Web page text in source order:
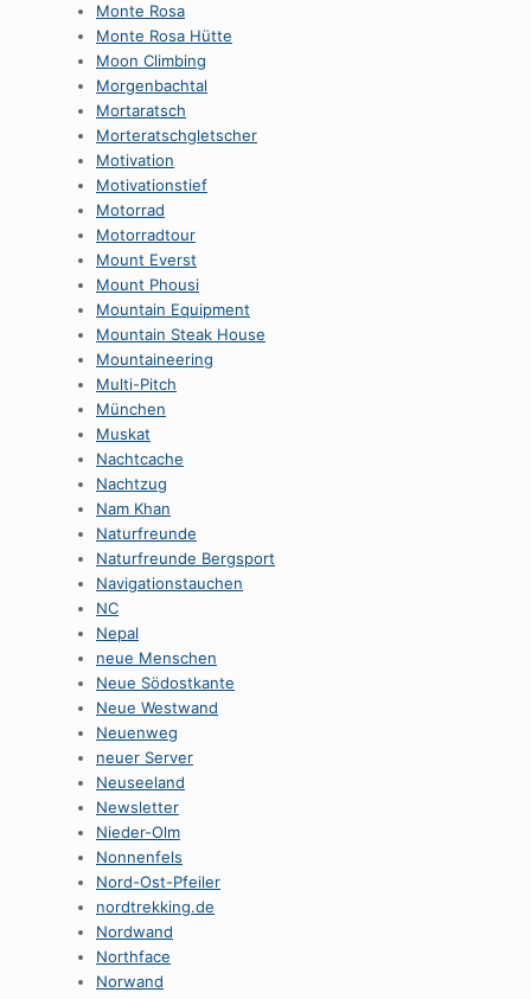
Monte Rosa
Monte Rosa Hütte
Moon Climbing
Morgenbachtal
Mortaratsch
Morteratschgletscher
Motivation
Motivationstief
Motorrad
Motorradtour
Mount Everst
Mount Phousi
Mountain Equipment
Mountain Steak House
Mountaineering
Multi-Pitch
München
Muskat
Nachtcache
Nachtzug
Nam Khan
Naturfreunde
Naturfreunde Bergsport
Navigationstauchen
NC
Nepal
neue Menschen
Neue Södostkante
Neue Westwand
Neuenweg
neuer Server
Neuseeland
Newsletter
Nieder-Olm
Nonnenfels
Nord-Ost-Pfeiler
nordtrekking.de
Nordwand
Northface
Norwand